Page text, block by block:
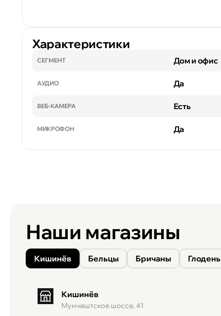
Характеристики
СЕГМЕНТ Дом и офис
АУДИО Да
ВЕБ-КАМЕРА Есть
МИКРОФОН Да
Наши магазины
Кишинёв Бельцы Бричаны Глодень
Кишинёв
Мунчештское шоссе, 41